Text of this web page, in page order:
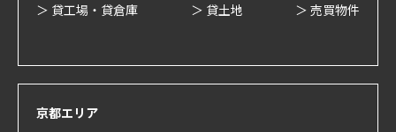
＞ 貸工場・貸倉庫
＞ 貸土地 ＞ 売買物件
京都エリア